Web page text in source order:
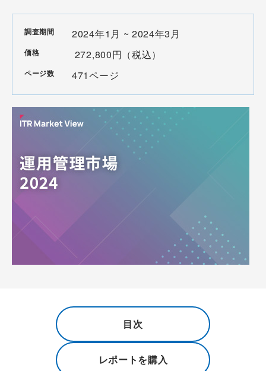
調査期間 2024年1月 ~ 2024年3月
価格 272,800円（税込）
ページ数 471ページ
目次
レポートを購入